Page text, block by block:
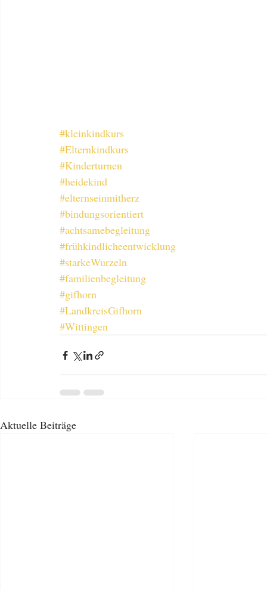
#kleinkindkurs
#Elternkindkurs
#Kinderturnen
#heidekind
#elternseinmitherz
#bindungsorientiert
#achtsamebegleitung
#frühkindlicheentwicklung
#starkeWurzeln
#familienbegleitung
#gifhorn
#LandkreisGifhorn
#Wittingen
Aktuelle Beiträge